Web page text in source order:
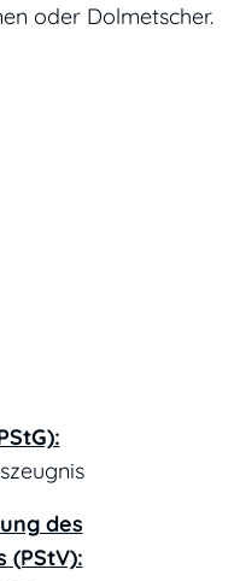
oder Dolmetscher.
des
(PStV):